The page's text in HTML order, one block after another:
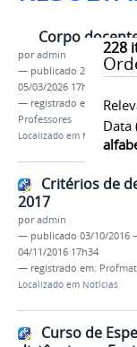
228
Data
Corpo
poradmin
— publicado 26/08/2016
05/03/2026 17h44
— registrado em:
Corpo
Professores
Localizado em Mestrado
Critérios de
2017
poradmin
— publicado 03/10/2016
04/11/2016 17h34
— registrado em: Profmat
Localizado em Notícias
Curso de